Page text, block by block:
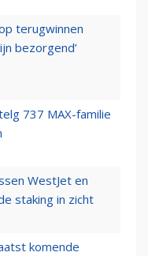
terugwinnen
bezorgend’
737 MAX-familie
WestJet en
staking in zicht
komende